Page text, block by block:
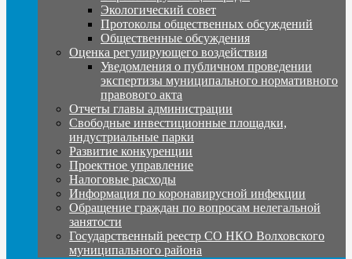
Экологический совет
Протоколы общественных обсуждений
Общественные обсуждения
Оценка регулирующего воздействия
Уведомления о публичном проведении
экспертизы муниципального нормативного
правового акта
Отчеты главы администрации
Свободные инвестиционные площадки,
индустриальные парки
Развитие конкуренции
Проектное управление
Налоговые расходы
Информация по коронавирусной инфекции
Обращение граждан по вопросам нелегальной
занятости
Государственный реестр СО НКО Волховского
муниципального района